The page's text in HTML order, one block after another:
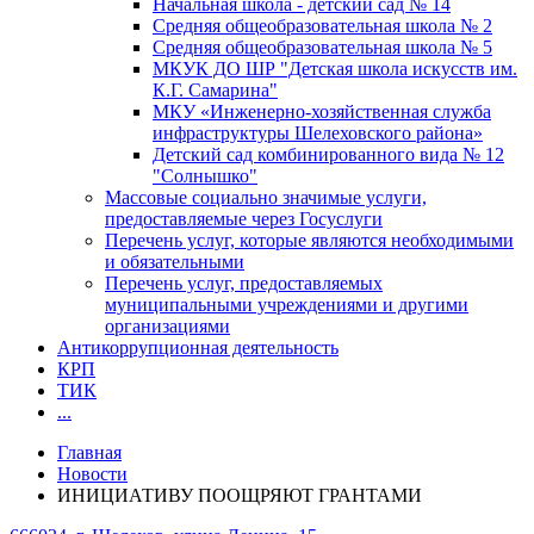
Средняя общеобразовательная школа № 2
Средняя общеобразовательная школа № 5
МКУК ДО ШР "Детская школа искусств им.
К.Г. Самарина"
МКУ «Инженерно-хозяйственная служба
инфраструктуры Шелеховского района»
Детский сад комбинированного вида № 12
"Солнышко"
Массовые социально значимые услуги,
предоставляемые через Госуслуги
Перечень услуг, которые являются необходимыми
и обязательными
Перечень услуг, предоставляемых
муниципальными учреждениями и другими
организациями
Антикоррупционная деятельность
КРП
ТИК
...
Главная
Новости
ИНИЦИАТИВУ ПООЩРЯЮТ ГРАНТАМИ